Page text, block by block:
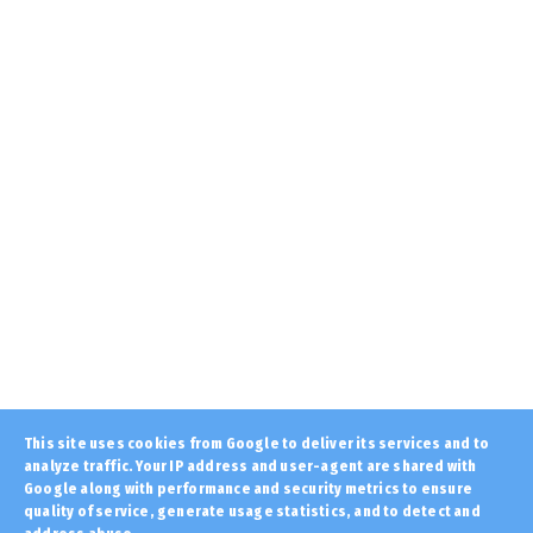
LATEST
Εντοπίστηκε φυτεία με περισσότερα από
2.000 δενδρύλλια κάννα...
August 07, 2026
This site uses cookies from Google to deliver its services and to
analyze traffic. Your IP address and user-agent are shared with
Google along with performance and security metrics to ensure
quality of service, generate usage statistics, and to detect and